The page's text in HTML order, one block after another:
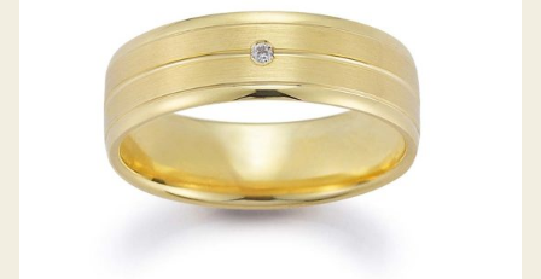
GERSTNER TRAURINGE